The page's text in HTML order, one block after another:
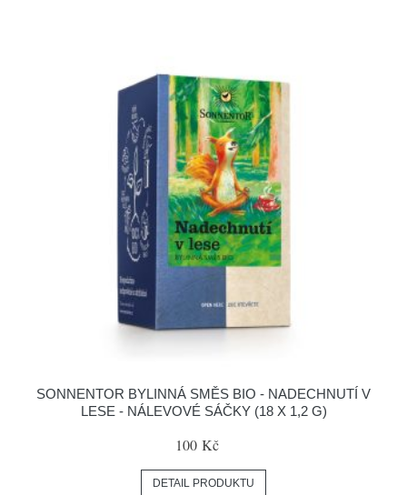
SONNENTOR BYLINNÁ SMĚS BIO - NADECHNUTÍ V
LESE - NÁLEVOVÉ SÁČKY (18 X 1,2 G)
100 Kč
DETAIL PRODUKTU